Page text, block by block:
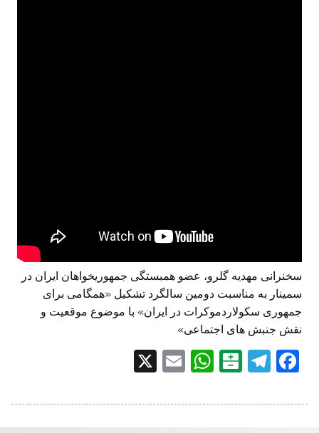
سخنرانی مهدیه گلرو، عضو همبستگی جمهوریخواهان ایران در
سمینار به مناسبت دومین سالگرد تشکیل «همگامی برای
جمهوری سکولاردموکرات در ایران» با موضوع موقعیت و
نقش جنبش های اجتماعی»
F
c
T
e
B
at
W
at
E
ai